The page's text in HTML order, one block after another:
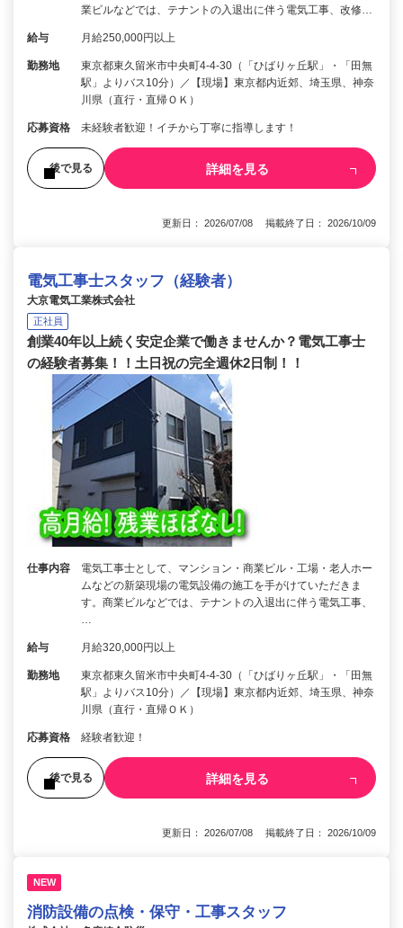
業ビルなどでは、テナントの入退出に伴う電気工事、改修…
給与 月給250,000円以上
勤務地
東京都東久留米市中央町4-4-30（「ひばりヶ丘駅」・「田無
駅」よりバス10分）／【現場】東京都内近郊、埼玉県、神奈
川県（直行・直帰ＯＫ）
応募資格 未経験者歓迎！イチから丁寧に指導します！
後で見る 詳細を見る
更新日： 2026/07/08 掲載終了日： 2026/10/09
電気工事士スタッフ（経験者）
大京電気工業株式会社
正社員
創業40年以上続く安定企業で働きませんか？電気工事士
の経験者募集！！土日祝の完全週休2日制！！
仕事内容
電気工事士として、マンション・商業ビル・工場・老人ホー
ムなどの新築現場の電気設備の施工を手がけていただきま
す。商業ビルなどでは、テナントの入退出に伴う電気工事、
…
給与 月給320,000円以上
勤務地
東京都東久留米市中央町4-4-30（「ひばりヶ丘駅」・「田無
駅」よりバス10分）／【現場】東京都内近郊、埼玉県、神奈
川県（直行・直帰ＯＫ）
応募資格 経験者歓迎！
後で見る 詳細を見る
更新日： 2026/07/08 掲載終了日： 2026/10/09
NEW
消防設備の点検・保守・工事スタッフ